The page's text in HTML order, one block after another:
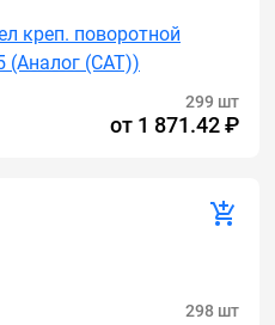
креп. поворотной
(Аналог (САТ))
299 шт
от 1 871.42 ₽
298 шт